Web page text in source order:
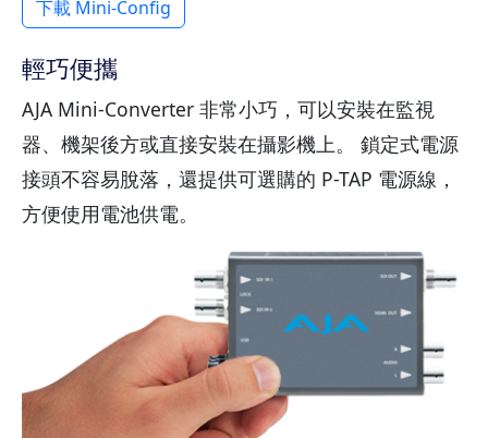
下載 Mini-Config
輕巧便攜
AJA Mini-Converter 非常小巧，可以安裝在監視
器、機架後方或直接安裝在攝影機上。 鎖定式電源
接頭不容易脫落，還提供可選購的 P-TAP 電源線，
方便使用電池供電。